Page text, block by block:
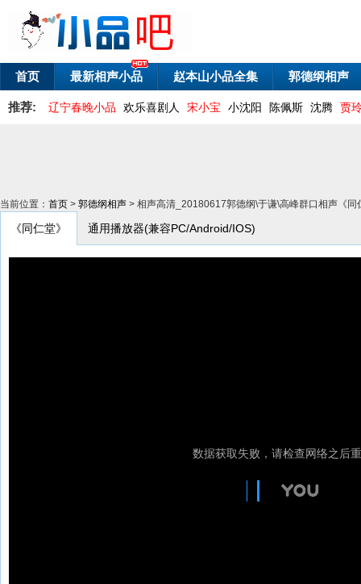
首页 最新相声小品 赵本山小品全集 郭德纲相声
推荐: 辽宁春晚小品 欢乐喜剧人 宋小宝 小沈阳 陈佩斯 沈腾 贾
当前位置： 首页 > 郭德纲相声 > 相声高清_20180617郭德纲\于谦\高峰群口相声《同
《同仁堂》 通用播放器(兼容PC/Android/IOS)